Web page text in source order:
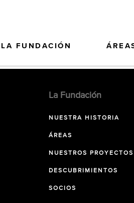
LA FUNDACIÓN
La Fundación
NUESTRA HISTORIA
ÁREAS
NUESTROS PROYECTOS
DESCUBRIMIENTOS
SOCIOS